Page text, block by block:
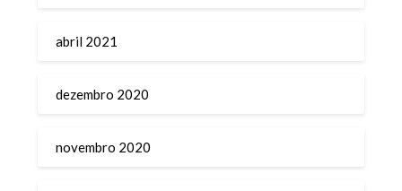
abril 2021
dezembro 2020
novembro 2020